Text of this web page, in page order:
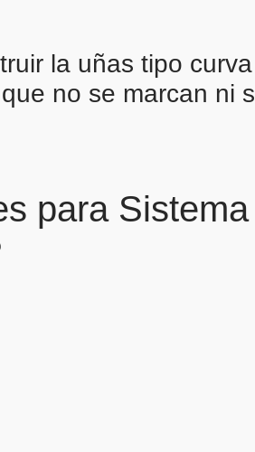
la uñas tipo
no se marcan ni
para